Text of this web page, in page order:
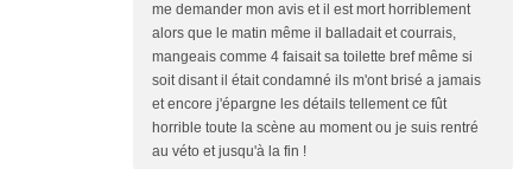
me demander mon avis et il est mort horriblement
alors que le matin même il balladait et courrais,
mangeais comme 4 faisait sa toilette bref même si
soit disant il était condamné ils m'ont brisé a jamais
et encore j'épargne les détails tellement ce fût
horrible toute la scène au moment ou je suis rentré
au véto et jusqu'à la fin !